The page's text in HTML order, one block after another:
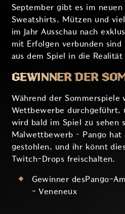
September gibt es im neuen
Sweatshirts, Mützen und
im Jahr Ausschau nach
mit Erfolgen verbunden
aus dem Spiel in die Realität
GEWINNER DER
Während der Sommerspiele
Wettbewerbe durchgeführt,
wird bald im Spiel zu sehen
Malwettbewerb – Pango hat
gestohlen, und ihr könnt
Twitch-Drops freischalten.
Gewinner desPango-
- Veneneux